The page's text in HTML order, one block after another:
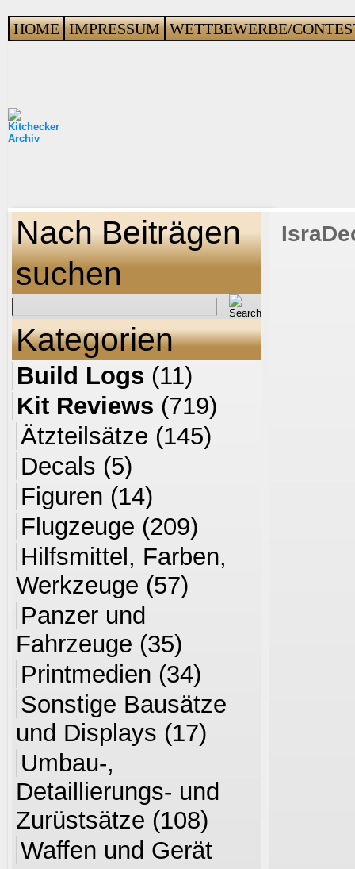
HOME IMPRESSUM WETTBEWERBE/
Nach Beiträgen
suchen
Kategorien
Build Logs (11)
Kit Reviews (719)
Ätzteilsätze (145)
Decals (5)
Figuren (14)
Flugzeuge (209)
Hilfsmittel, Farben,
Werkzeuge (57)
Panzer und
Fahrzeuge (35)
Printmedien (34)
Sonstige Bausätze
und Displays (17)
Umbau-,
Detaillierungs- und
Zurüstsätze (108)
Waffen und Gerät